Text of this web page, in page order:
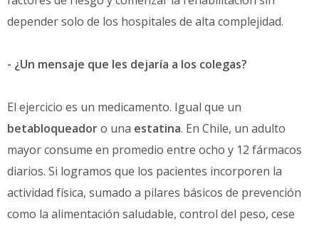
depender solo de los hospitales de alta complejidad.
- ¿Un mensaje que les dejaría a los colegas?
El ejercicio es un medicamento. Igual que un
betabloqueadoro una estatina. En Chile, un adulto
mayor consume en promedio entre ocho y 12 fármacos
diarios. Si logramos que los pacientes incorporen la
actividad física, sumado a pilares básicos de prevención
como la alimentación saludable, control del peso, cese